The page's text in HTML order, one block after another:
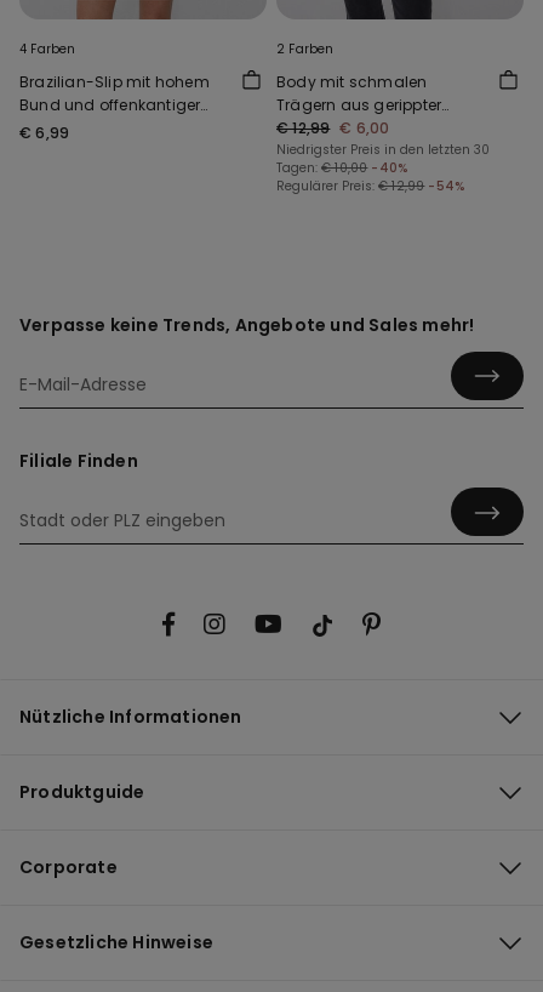
4 Farben
Brazilian-Slip mit hohem
Bund und offenkantiger
Verarbeitung aus recycelter
€ 6,99
2 Farben
Body mit schmalen
Trägern aus gerippter
Baumwolle
€ 12,99 € 6,00
Niedrigster Preis in den letzten 30
Tagen: € 10,00 -40%
Regulärer Preis: € 12,99 -54%
Verpasse keine Trends, Angebote und Sales mehr!
Filiale Finden
Nützliche Informationen
Produktguide
Corporate
Gesetzliche Hinweise